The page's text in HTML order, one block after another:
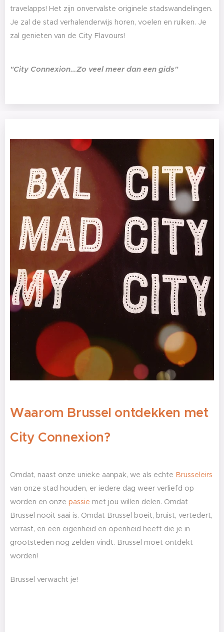
travelapps! Het zijn onvervalste originele stadswandelingen.
Je zal de stad verhalenderwijs horen, voelen en ruiken. Je
zal genieten van de City Flavours!
"City Connexion…Zo veel meer dan een gids"
Waarom Brussel ontdekken met
City Connexion?
Omdat, naast onze unieke aanpak, we als echte Brusseleirs
van onze stad houden, er iedere dag weer verliefd op
worden en onze passie met jou willen delen. Omdat
Brussel nooit saai is. Omdat Brussel boeit, bruist, vertedert,
verrast, en een eigenheid en openheid heeft die je in
grootsteden nog zelden vindt. Brussel moet ontdekt
worden!
Brussel verwacht je!